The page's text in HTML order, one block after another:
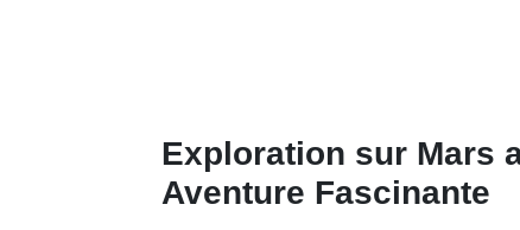
Exploration sur Mars
Aventure Fascinante